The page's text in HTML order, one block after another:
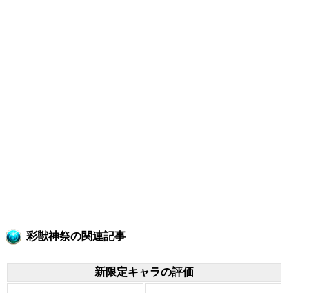
彩獣神祭の関連記事
新限定キャラの評価